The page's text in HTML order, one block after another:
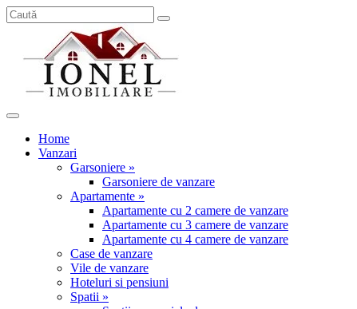
Home
Vanzari
Garsoniere »
Garsoniere de vanzare
Apartamente »
Apartamente cu 2 camere de vanzare
Apartamente cu 3 camere de vanzare
Apartamente cu 4 camere de vanzare
Case de vanzare
Vile de vanzare
Hoteluri si pensiuni
Spatii »